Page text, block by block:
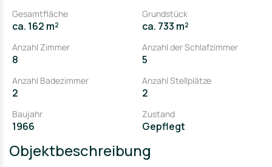
Gesamtfläche
ca. 162 m²
Grundstück
ca. 733 m²
Anzahl Zimmer
8
Anzahl der Schlafzimmer
5
Anzahl Badezimmer
2
Anzahl Stellplätze
2
Baujahr
1966
Zustand
Gepflegt
Objektbeschreibung